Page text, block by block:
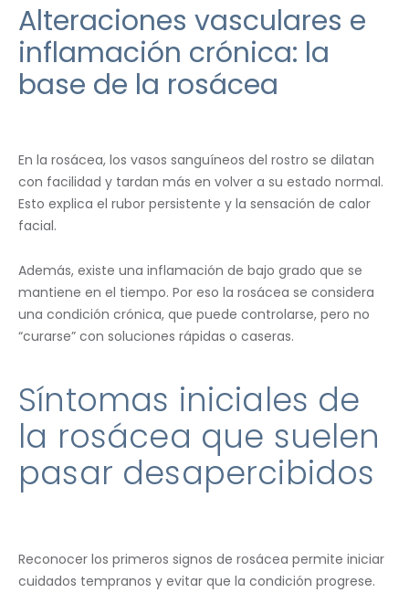
Alteraciones vasculares e
inflamación crónica: la
base de la rosácea
En la rosácea, los vasos sanguíneos del rostro se dilatan
con facilidad y tardan más en volver a su estado normal.
Esto explica el rubor persistente y la sensación de calor
facial.
Además, existe una inflamación de bajo grado que se
mantiene en el tiempo. Por eso la rosácea se considera
una condición crónica, que puede controlarse, pero no
“curarse” con soluciones rápidas o caseras.
Síntomas iniciales de
la rosácea que suelen
pasar desapercibidos
Reconocer los primeros signos de rosácea permite iniciar
cuidados tempranos y evitar que la condición progrese.